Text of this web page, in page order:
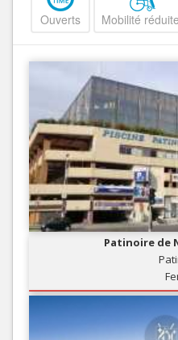
Ouverts Mobilité réduite
Patinoire de